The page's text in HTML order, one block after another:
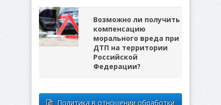
Возможно ли получить
компенсацию
морального вреда при
ДТП на территории
Российской
Федерации?
Политика в отношении обработки